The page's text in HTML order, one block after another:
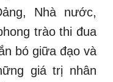
Nhà nước,
trào thi đua
bó giữa đạo và
giá trị nhân